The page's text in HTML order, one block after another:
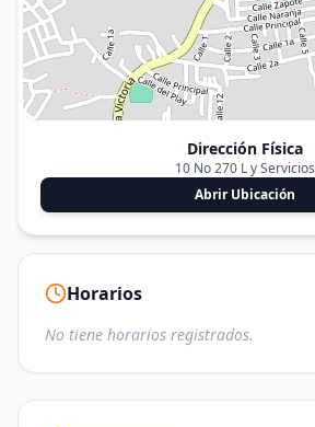
Dirección Física
10 No 270 L y Servicios
Abrir Ubicación
Horarios
No tiene horarios registrados.